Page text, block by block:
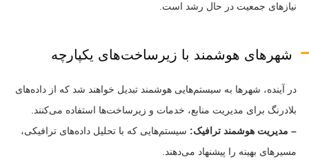
نیازهای جمعیت در حال رشد است.
شهرهای هوشمند با زیرساخت‌های یکپارچه
در آینده، شهرها به سیستم‌هایی هوشمند تبدیل خواهند شد که از داده‌های
بلادرنگ برای مدیریت منابع، خدمات و زیرساخت‌ها استفاده می‌کنند.
– مدیریت هوشمند ترافیک: سیستم‌هایی که با تحلیل داده‌های ترافیکی،
مسیرهای بهینه را پیشنهاد می‌دهند.